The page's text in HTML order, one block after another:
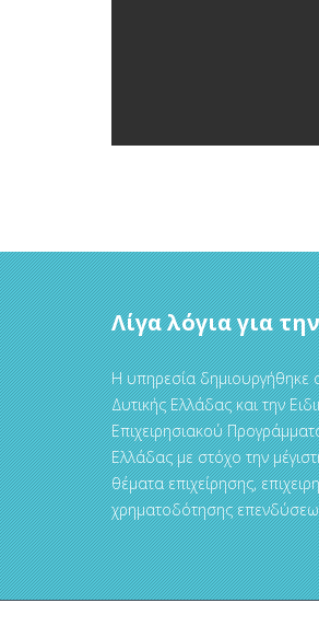
Λίγα λόγια για
Η υπηρεσία δημιουργήθηκε
Δυτικής Ελλάδας και την
Επιχειρησιακού
Ελλάδας με στόχο την
θέματα επιχείρησης,
χρηματοδότησης